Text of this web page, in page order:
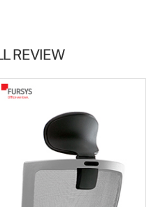
REVIEW